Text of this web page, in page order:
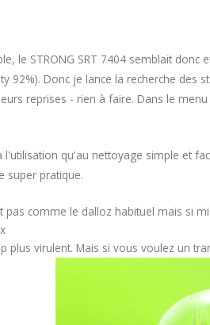
le STRONG SRT 7404 semblait
92%). Donc je lance la recherche
reprises - rien à faire. Dans le
qu'au nettoyage simple et
super pratique.
comme le dalloz habituel mais si
plus virulent. Mais si vous voulez un